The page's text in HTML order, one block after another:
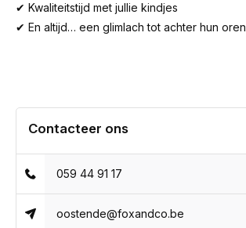
✔ Kwaliteitstijd met jullie kindjes
✔ En altijd… een glimlach tot achter hun oren
Contacteer ons
059 44 91 17
oostende@foxandco.be